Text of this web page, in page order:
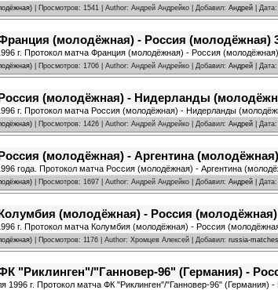
| Просмотров: 1541 | Author: Андрей Андрейко | Добавил: Андрей | Дата:
(молодёжная) - Россия (молодёжная)
г. Протокол матча Франция (молодёжная) - Россия
| Просмотров: 1706 | Author: Андрей Андрейко | Добавил: Андрей | Дата:
(молодёжная) - Нидерланды
г. Протокол матча Россия (молодёжная) - Нидерланды
| Просмотров: 1426 | Author: Андрей Андрейко | Добавил: Андрей | Дата:
(молодёжная) - Аргентина
года. Протокол матча Россия (молодёжная) - Аргентина
| Просмотров: 1697 | Author: Андрей Андрейко | Добавил: Андрей | Дата:
(молодёжная) - Россия (молодёжная)
г. Протокол матча Колумбия (молодёжная) - Россия
| Просмотров: 1176 | Author: Хромцев Алексей | Добавил: russia-matches
"Риклинген"/"Ганновер-96" (Германия) -
1996 г. Протокол матча ФК "Риклинген"/"Ганновер-96" (Германия)